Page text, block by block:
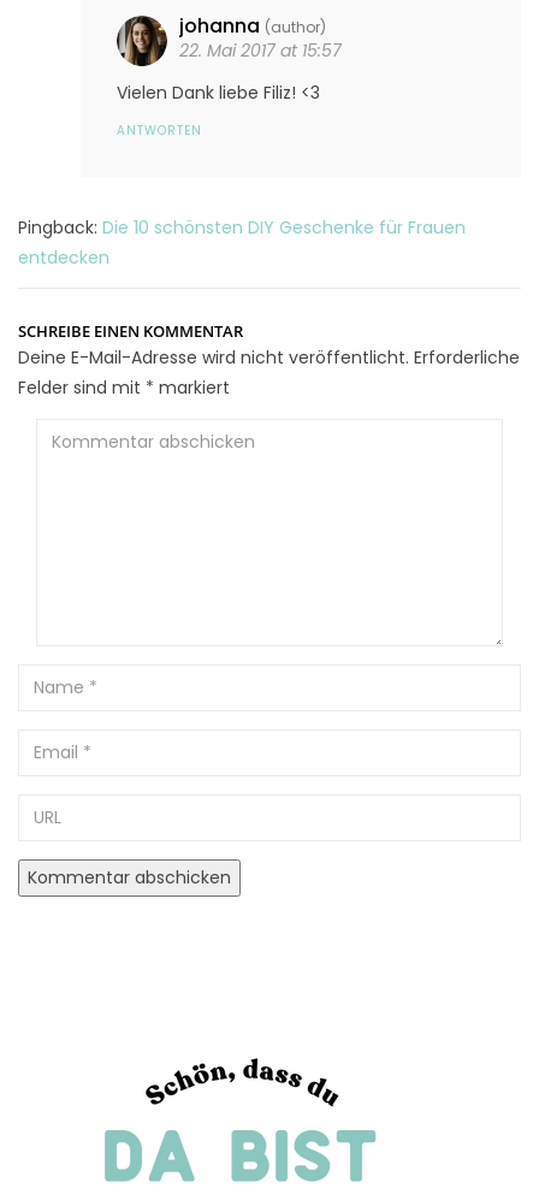
johanna (author)
22. Mai 2017 at 15:57
Vielen Dank liebe Filiz! <3
ANTWORTEN
Pingback: Die 10 schönsten DIY Geschenke für Frauen
entdecken
SCHREIBE EINEN KOMMENTAR
Deine E-Mail-Adresse wird nicht veröffentlicht. Erforderliche
Felder sind mit * markiert
Kommentar
Name
Email